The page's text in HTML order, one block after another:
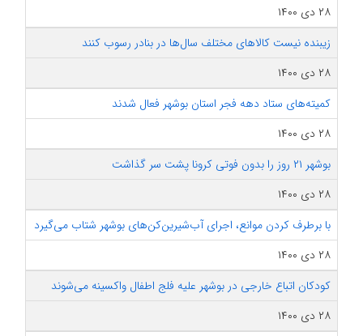
۲۸ دی ۱۴۰۰
زیبنده نیست کالاهای مختلف سال‎‌ها در بنادر رسوب کنند
۲۸ دی ۱۴۰۰
کمیته‌های ستاد دهه فجر استان بوشهر فعال شدند
۲۸ دی ۱۴۰۰
بوشهر ۲۱ روز را بدون فوتی کرونا پشت سر گذاشت
۲۸ دی ۱۴۰۰
با برطرف کردن موانع، اجرای آب‌‌شیرین‌کن‌های بوشهر شتاب می‌گیرد
۲۸ دی ۱۴۰۰
کودکان اتباع خارجی در بوشهر علیه فلج اطفال واکسینه می‌شوند
۲۸ دی ۱۴۰۰